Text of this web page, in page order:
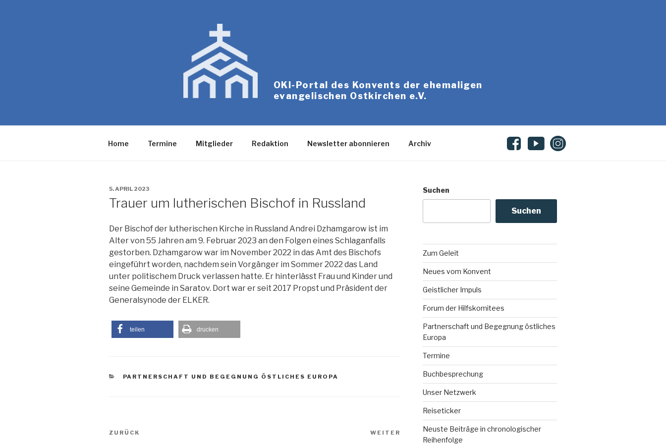
OKI-Portal des Konvents der ehemaligen
evangelischen Ostkirchen e.V.
Home Termine Mitglieder Redaktion Newsletter abonnieren Archiv
VERÖFFENTLICHT
5. APRIL 2023
Trauer um lutherischen Bischof in Russland
Der Bischof der lutherischen Kirche in Russland Andrei Dzhamgarow ist im
Alter von 55 Jahren am 9. Februar 2023 an den Folgen eines Schlaganfalls
gestorben. Dzhamgarow war im November 2022 in das Amt des Bischofs
eingeführt worden, nachdem sein Vorgänger im Sommer 2022 das Land
unter politischem Druck verlassen hatte. Er hinterlässt Frau und Kinder und
seine Gemeinde in Saratov. Dort war er seit 2017 Propst und Präsident der
Generalsynode der ELKER.
teilen drucken
KATEGORIEN
PARTNERSCHAFT UND BEGEGNUNG ÖSTLICHES EUROPA
BEITRAGSNAVIGATION
Vorheriger
ZURÜCK
Nächster
WEITER
Suchen
Suchen
Zum Geleit
Neues vom Konvent
Geistlicher Impuls
Forum der Hilfskomitees
Partnerschaft und Begegnung östliches
Europa
Termine
Buchbesprechung
Unser Netzwerk
Reiseticker
Neuste Beiträge in chronologischer
Reihenfolge